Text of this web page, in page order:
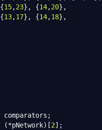
{15,23} , {14,20} ,
{13,17} , {14,18} ,
comparators ;
(*pNetwork) [2] ;